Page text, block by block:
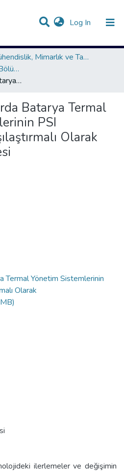
Log In (current)
& Collections
DSpace
Mühendislik, Mimarlık ve Tasarım Fakültesi
Endüstri Mühendisliği Bölümü Koleksiyonu
Elektrikli Araçlarda Batarya Termal Yönetim Sistemlerinin PSI Yöntemiyle Karşılaştırmalı Olarak Değerlendirilmesi
Batarya Termal
PSI
Olarak
Termal Yönetim Sistemlerinin
Olarak
ilerlemeler ve değişimin